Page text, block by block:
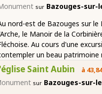
sur Bazouges-sur-
nord-est de Bazouges sur le
le Manoir de la
Au cours d'une
un beau patrimoine
Saint Aubin à
sur Bazouges-sur-